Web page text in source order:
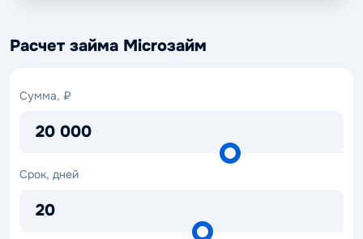
Расчет займа Microзайм
Сумма, ₽
20 000
Сумма,
Срок, дней
20
Срок,